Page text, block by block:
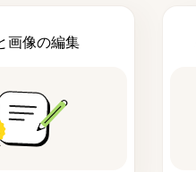
画像の編集